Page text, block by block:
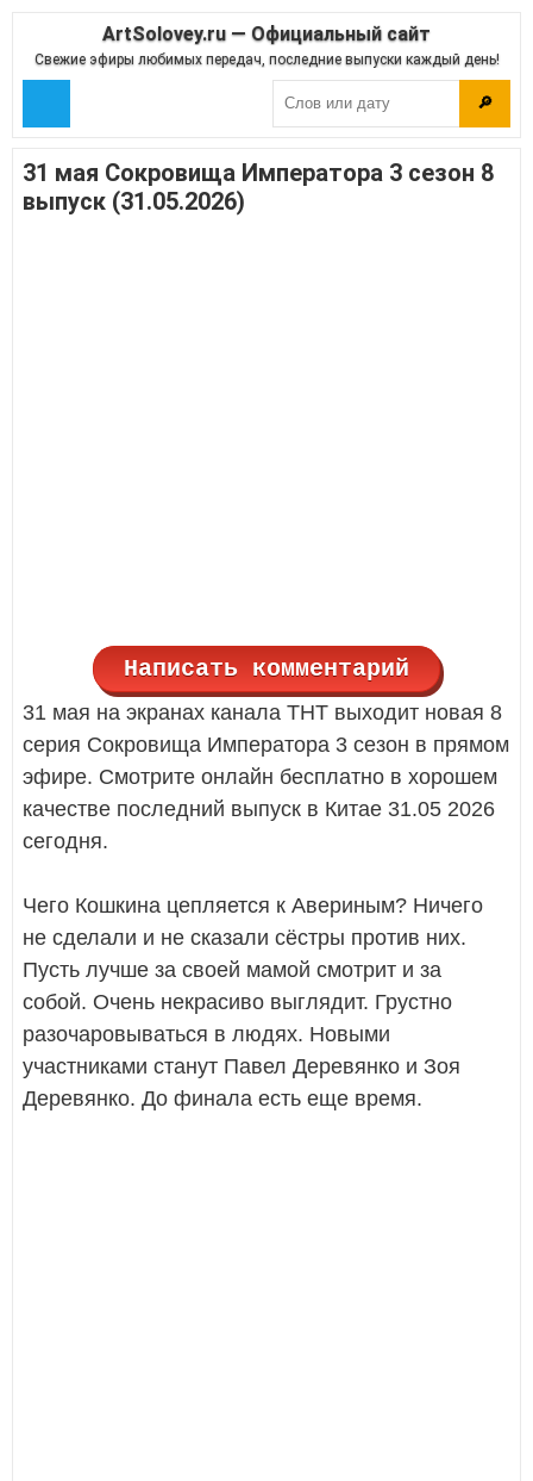
ArtSolovey.ru — Официальный сайт
Свежие эфиры любимых передач, последние выпуски каждый день!
🔎
31 мая Сокровища Императора 3 сезон 8
выпуск (31.05.2026)
Написать комментарий
31 мая на экранах канала ТНТ выходит новая 8
серия Сокровища Императора 3 сезон в прямом
эфире. Смотрите онлайн бесплатно в хорошем
качестве последний выпуск в Китае 31.05 2026
сегодня.
Чего Кошкина цепляется к Авериным? Ничего
не сделали и не сказали сёстры против них.
Пусть лучше за своей мамой смотрит и за
собой. Очень некрасиво выглядит. Грустно
разочаровываться в людях. Новыми
участниками станут Павел Деревянко и Зоя
Деревянко. До финала есть еще время.